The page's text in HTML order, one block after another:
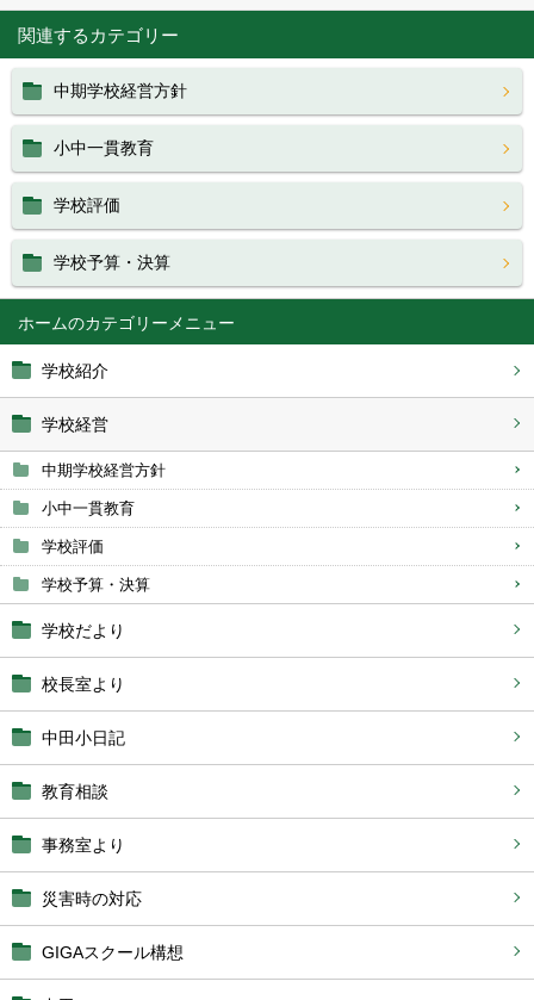
ホーム
学校紹介
学校経営
中期学校経営方針
小中一貫教育
学校評価
学校予算・決算
学校だより
校長室より
中田小日記
教育相談
事務室より
災害時の対応
GIGAスクール構想
関連するカテゴリー
中期学校経営方針
小中一貫教育
学校評価
学校予算・決算